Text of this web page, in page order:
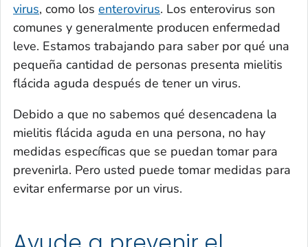
virus, como los enterovirus. Los enterovirus son
comunes y generalmente producen enfermedad
leve. Estamos trabajando para saber por qué una
pequeña cantidad de personas presenta mielitis
flácida aguda después de tener un virus.
Debido a que no sabemos qué desencadena la
mielitis flácida aguda en una persona, no hay
medidas específicas que se puedan tomar para
prevenirla. Pero usted puede tomar medidas para
evitar enfermarse por un virus.